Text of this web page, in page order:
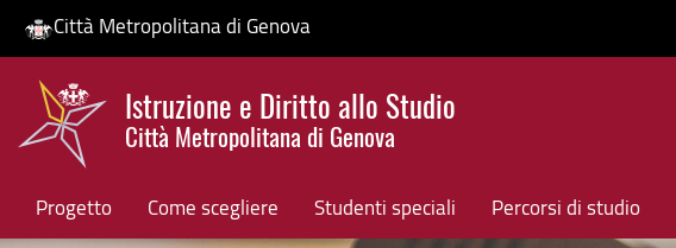
Salta
contenuto
Città Metropolitana di Genova
Istruzione e Diritto allo Studio
Città Metropolitana di Genova
Progetto Come scegliere Studenti speciali Percorsi di studio
HP banner